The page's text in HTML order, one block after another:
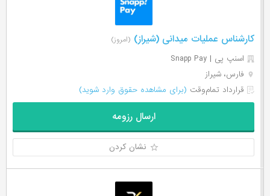
کارشناس عملیات میدانی (شیراز) (امروز)
اسنپ پی | Snapp Pay
فارس، شیراز
قرارداد تمام‌وقت (برای مشاهده حقوق وارد شوید)
ارسال رزومه
نشان کردن